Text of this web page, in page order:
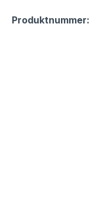
Produktnummer: